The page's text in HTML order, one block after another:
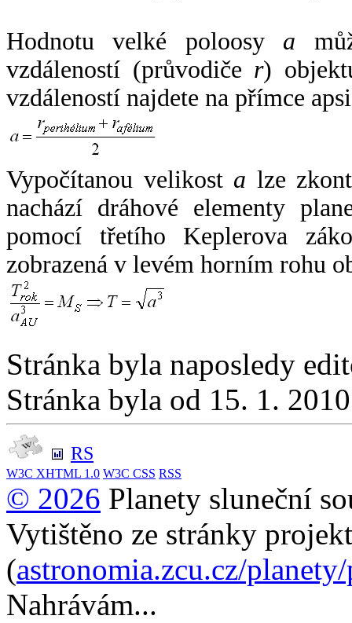
Hodnotu velké poloosy a
vzdáleností (průvodiče r)
vzdáleností najdete na přímce
Vypočítanou velikost a lze
nachází dráhové elementy
pomocí třetího Keplerova
zobrazená v levém horním rohu
Stránka byla naposledy
Stránka byla od 15. 1.
RS
W3C XHTML 1.0 W3C CSS RSS
© 2026 Planety sluneční
Vytištěno ze stránky
(astronomia.zcu.cz/
Nahrávám...